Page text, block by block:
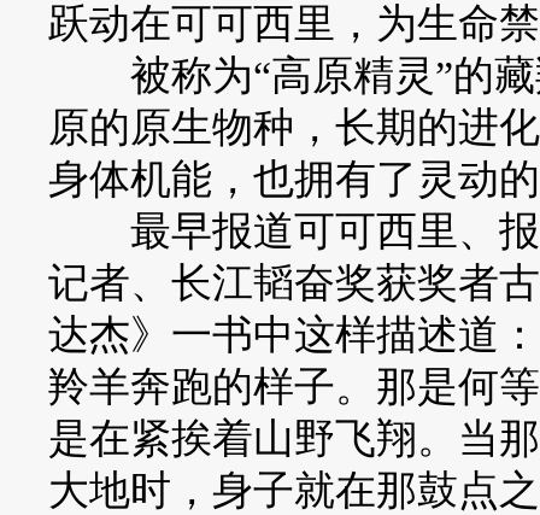
跃动在可可西里，为生命
被称为“高原精灵”的藏
原的原生物种，长期的进
身体机能，也拥有了灵动
最早报道可可西里、报
记者、长江韬奋奖获奖者
达杰》一书中这样描述道
羚羊奔跑的样子。那是何
是在紧挨着山野飞翔。当
大地时，身子就在那鼓点